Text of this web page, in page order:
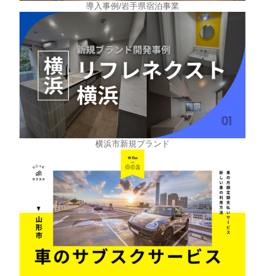
導入事例/岩手県宿泊事業
横浜市新規ブランド